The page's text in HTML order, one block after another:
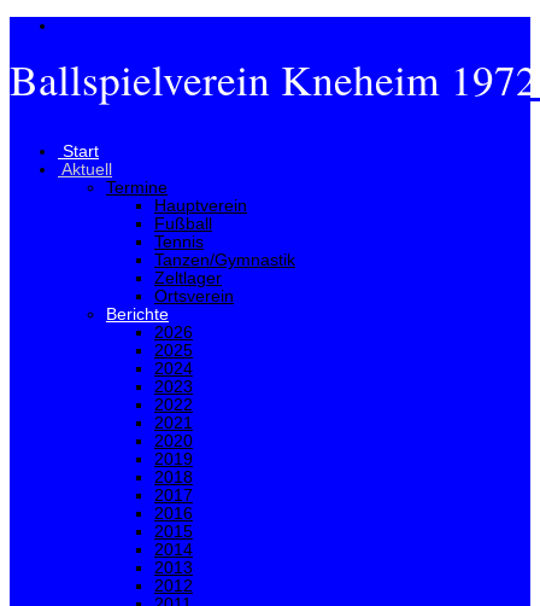
Ballspielverein Kneheim
Start
Aktuell
Termine
Hauptverein
Fußball
Tennis
Tanzen/Gymnastik
Zeltlager
Ortsverein
Berichte
2026
2025
2024
2023
2022
2021
2020
2019
2018
2017
2016
2015
2014
2013
2012